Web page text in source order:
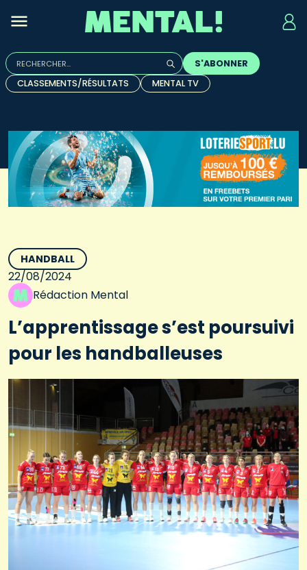
Rechercher :
Quand les résultats de l'auto-complétion sont
S'ABONNER
CLASSEMENTS/RÉSULTATS
MENTAL TV
HANDBALL
22/08/2024
Rédaction Mental
L’apprentissage s’est poursuivi
pour les handballeuses